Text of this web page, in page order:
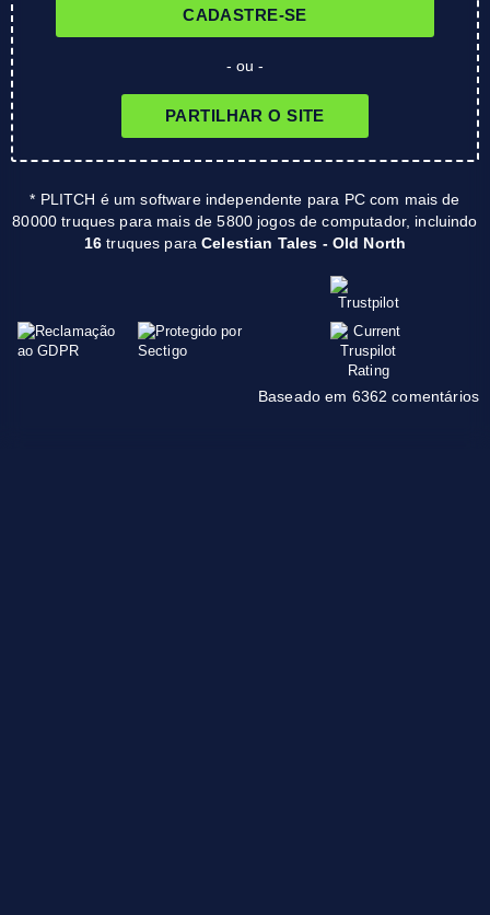
CADASTRE-SE
- ou -
PARTILHAR O SITE
* PLITCH é um software independente para PC com mais de
80000 truques para mais de 5800 jogos de computador, incluindo
16 truques paraCelestian Tales - Old North
Baseado em 6362 comentários